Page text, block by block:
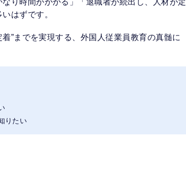
はずです。
”までを実現する、外国人従業員教育の真髄に
りたい